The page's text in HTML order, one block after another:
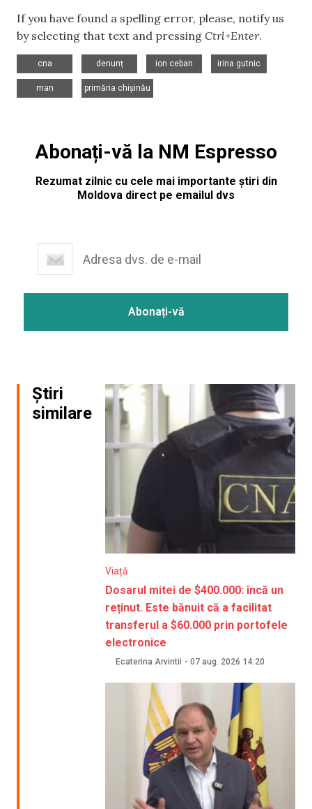
If you have found a spelling error, please, notify us
by selecting that text and pressing Ctrl+Enter.
cna
denunț
ion ceban
irina gutnic
man
primăria chișinău
Abonați-vă la NM Espresso
Rezumat zilnic cu cele mai importante știri din
Moldova direct pe emailul dvs
Știri
similare
Viață
Dosarul mitei de $400.000: încă un
reținut. Este bănuit că a facilitat
transferul a $60.000 prin portofele
electronice
Ecaterina Arvintii - 07 aug. 2026 14:20